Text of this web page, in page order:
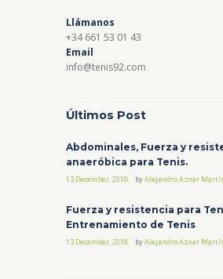
Llámanos
+34 661 53 01 43
Email
info@tenis92.com
Últimos Post
Abdominales, Fuerza y
anaeróbica para Tenis.
13 December, 2018 byAlejandro Aznar
Fuerza y resistencia para
Entrenamiento de Tenis
13 December, 2018 byAlejandro Aznar